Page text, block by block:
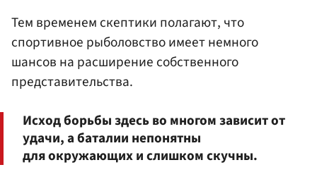
Тем временем скептики полагают, что
спортивное рыболовство имеет немного
шансов на расширение собственного
представительства.
Исход борьбы здесь во многом зависит от
удачи, а баталии непонятны
для окружающих и слишком скучны.